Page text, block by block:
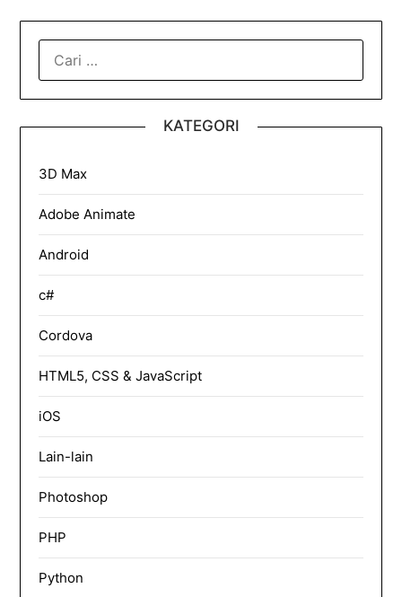
UNTUK:
KATEGORI
3D Max
Adobe Animate
Android
c#
Cordova
HTML5, CSS & JavaScript
iOS
Lain-lain
Photoshop
PHP
Python